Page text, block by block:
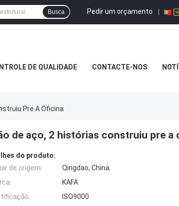
Pedir um orçamento |
Busca
DE QUALIDADE CONTACTE-NOS
Pre A Oficina
de aço, 2 histórias construiu pre a
do produto:
de origem:
Qingdao, China.
KAFA
ISO9000